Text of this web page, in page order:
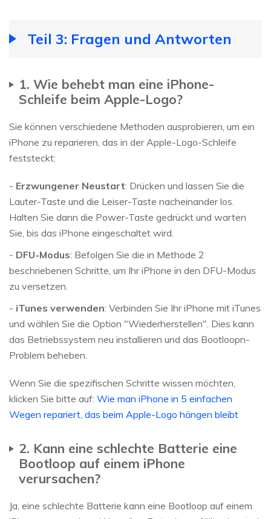
Teil 3: Fragen und Antworten
1. Wie behebt man eine iPhone-
Schleife beim Apple-Logo?
Sie können verschiedene Methoden ausprobieren, um ein
iPhone zu reparieren, das in der Apple-Logo-Schleife
feststeckt:
- Erzwungener Neustart: Drücken und lassen Sie die
Lauter-Taste und die Leiser-Taste nacheinander los.
Halten Sie dann die Power-Taste gedrückt und warten
Sie, bis das iPhone eingeschaltet wird.
- DFU-Modus: Befolgen Sie die in Methode 2
beschriebenen Schritte, um Ihr iPhone in den DFU-Modus
zu versetzen.
- iTunes verwenden: Verbinden Sie Ihr iPhone mit iTunes
und wählen Sie die Option "Wiederherstellen". Dies kann
das Betriebssystem neu installieren und das Bootloopn-
Problem beheben.
Wenn Sie die spezifischen Schritte wissen möchten,
klicken Sie bitte auf: Wie man iPhone in 5 einfachen
Wegen repariert, das beim Apple-Logo hängen bleibt
2. Kann eine schlechte Batterie eine
Bootloop auf einem iPhone
verursachen?
Ja, eine schlechte Batterie kann eine Bootloop auf einem